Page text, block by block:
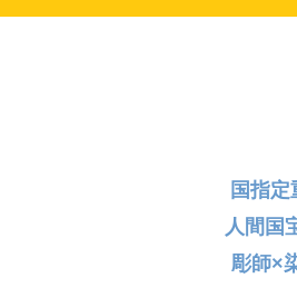
国指
人間国
彫師×